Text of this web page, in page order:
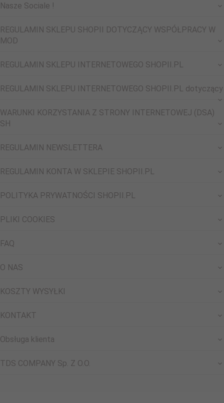
Nasze Sociale !
REGULAMIN SKLEPU SHOPII DOTYCZĄCY WSPÓŁPRACY W
MOD
REGULAMIN SKLEPU INTERNETOWEGO SHOPII.PL
REGULAMIN SKLEPU INTERNETOWEGO SHOPII.PL dotyczący
WARUNKI KORZYSTANIA Z STRONY INTERNETOWEJ (DSA)
SH
REGULAMIN NEWSLETTERA
REGULAMIN KONTA W SKLEPIE SHOPII.PL
POLITYKA PRYWATNOŚCI SHOPII.PL
PLIKI COOKIES
FAQ
O NAS
KOSZTY WYSYŁKI
KONTAKT
Obsługa klienta
TDS COMPANY Sp. Z O.O.